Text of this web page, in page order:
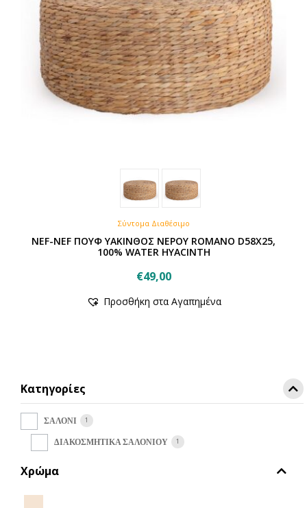
Σύντομα Διαθέσιμο
NEF-NEF ΠΟΥΦ ΥΑΚΙΝΘΟΣ ΝΕΡΟΥ ROMANO D58X25,
100% WATER HYACINTH
€49,00
Προσθήκη στα Αγαπημένα
Κατηγορίες
ΣΑΛΟΝΙ 1
ΔΙΑΚΟΣΜΗΤΙΚΑ ΣΑΛΟΝΙΟΥ 1
Χρώμα